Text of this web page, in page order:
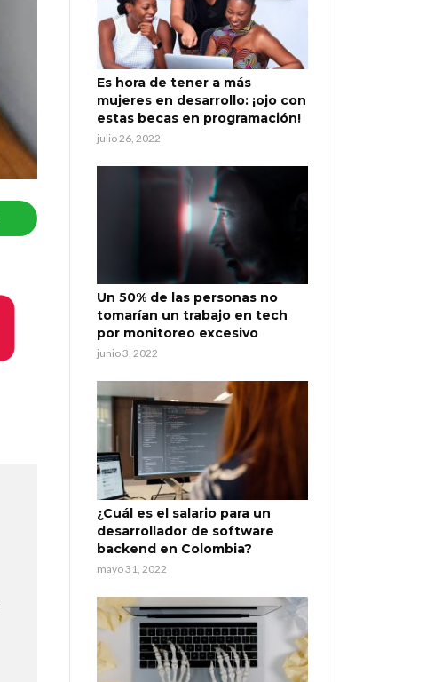
Es hora de tener a más
mujeres en desarrollo: ¡ojo con
estas becas en programación!
julio 26, 2022
Un 50% de las personas no
tomarían un trabajo en tech
por monitoreo excesivo
junio 3, 2022
¿Cuál es el salario para un
desarrollador de software
backend en Colombia?
mayo 31, 2022